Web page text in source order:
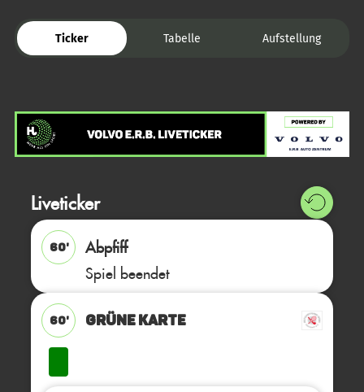
Ticker Tabelle Aufstellung
Liveticker
60'
Abpfiff
Spiel beendet
60' GRÜNE KARTE